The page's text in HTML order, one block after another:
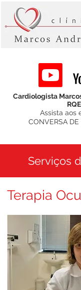
Cardiologista
Assista aos
CONVERSA DE
Serviços
Terapia